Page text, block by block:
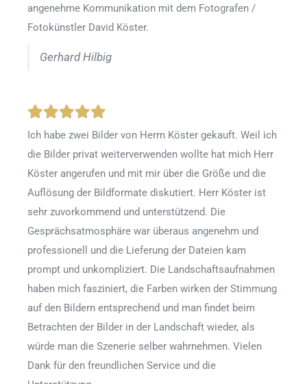
angenehme Kommunikation mit dem Fotografen /
Fotokünstler David Köster.
Gerhard Hilbig
Ich habe zwei Bilder von Herrn Köster gekauft. Weil ich
die Bilder privat weiterverwenden wollte hat mich Herr
Köster angerufen und mit mir über die Größe und die
Auflösung der Bildformate diskutiert. Herr Köster ist
sehr zuvorkommend und unterstützend. Die
Gesprächsatmosphäre war überaus angenehm und
professionell und die Lieferung der Dateien kam
prompt und unkompliziert. Die Landschaftsaufnahmen
haben mich fasziniert, die Farben wirken der Stimmung
auf den Bildern entsprechend und man findet beim
Betrachten der Bilder in der Landschaft wieder, als
würde man die Szenerie selber wahrnehmen. Vielen
Dank für den freundlichen Service und die